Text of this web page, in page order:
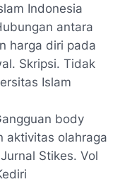
Indonesia
antara
harga diri pada
Skripsi. Tidak
Islam
body
aktivitas olahraga
Stikes. Vol